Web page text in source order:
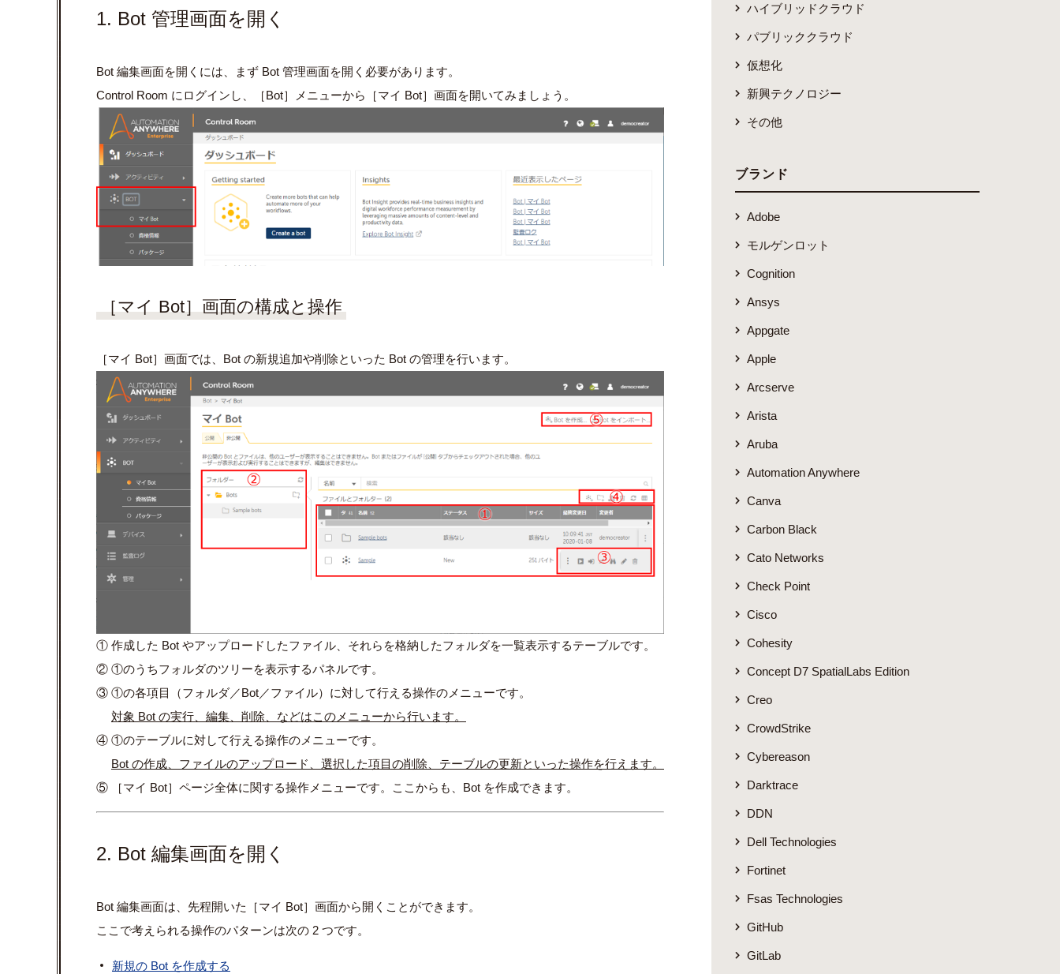
1. Bot 管理画面を開く
Bot 編集画面を開くには、まず Bot 管理画面を開く必要があります。
Control Room にログインし、［Bot］メニューから［マイ Bot］画面を開いてみましょう。
［マイ Bot］画面の構成と操作
［マイ Bot］画面では、Bot の新規追加や削除といった Bot の管理を行います。
① 作成した Bot やアップロードしたファイル、それらを格納したフォルダを一覧表示するテーブルです。
② ①のうちフォルダのツリーを表示するパネルです。
③ ①の各項目（フォルダ／Bot／ファイル）に対して行える操作のメニューです。
対象 Bot の実行、編集、削除、などはこのメニューから行います。
④ ①のテーブルに対して行える操作のメニューです。
Bot の作成、ファイルのアップロード、選択した項目の削除、テーブルの更新といった操作を行えます。
⑤ ［マイ Bot］ページ全体に関する操作メニューです。ここからも、Bot を作成できます。
2. Bot 編集画面を開く
Bot 編集画面は、先程開いた［マイ Bot］画面から開くことができます。
ここで考えられる操作のパターンは次の 2 つです。
新規の Bot を作成する
ハイブリッドクラウド
パブリッククラウド
仮想化
新興テクノロジー
その他
ブランド
Adobe
モルゲンロット
Cognition
Ansys
Appgate
Apple
Arcserve
Arista
Aruba
Automation Anywhere
Canva
Carbon Black
Cato Networks
Check Point
Cisco
Cohesity
Concept D7 SpatialLabs Edition
Creo
CrowdStrike
Cybereason
Darktrace
DDN
Dell Technologies
Fortinet
Fsas Technologies
GitHub
GitLab